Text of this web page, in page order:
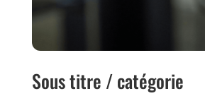
Sous titre / catégorie